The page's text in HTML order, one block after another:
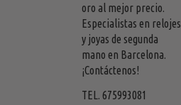
oro al mejor precio.
Especialistas en relojes
y joyas de segunda
mano en Barcelona.
¡Contáctenos!
TEL. 675993081